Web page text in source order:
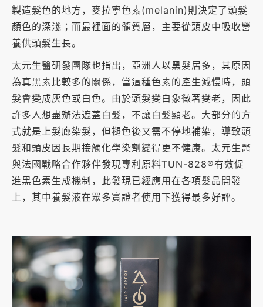
製造髮色的地方，麥拉寧色素(melanin)則決定了頭髮
顏色的深淺；而最裡面的髓質層，主要從頭皮中吸收營
養供頭髮生長。
太元生醫研發團隊也指出，亞洲人以黑髮居多，其原因
為真黑素比較多的關係，當這種色素的產生減慢時，頭
髮會變成灰色或白色。由於頭髮變白象徵著變老，因此
許多人想盡辦法遮蓋白髮，不讓白髮顯老。大部分的方
式就是上髮廊染髮，但褪色後又需不停地補染，導致頭
髮和頭皮因長期接觸化學染劑變得更不健康。太元生醫
與法國戰略合作夥伴發現專利原料TUN-828®有效促
進黑色素生成機制，此發現已經應用在各項髮品開發
上，其中養髮液在眾多實證者使用下獲得最多好評。